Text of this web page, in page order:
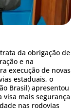
da obrigação de
e na
execução de novas
estaduais, o
Brasil) apresentou
visa mais segurança
nas rodovias